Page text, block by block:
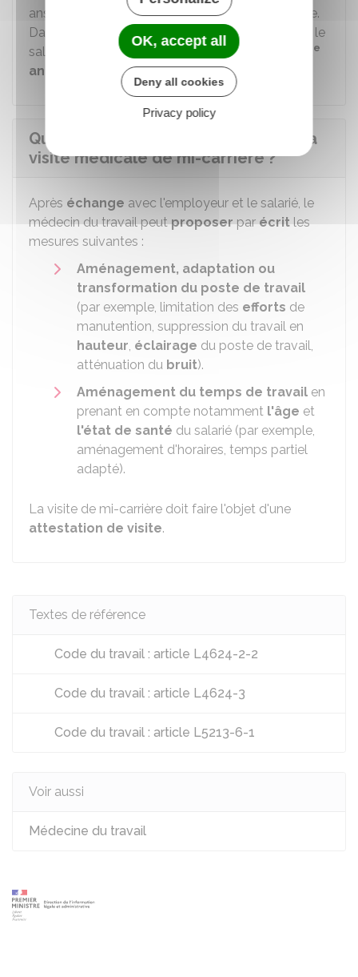
ans en même temps qu'une autre visite médicale.
Dans ce cas, le médecin du travail doit examiner le
salarié dans les2 ans avant l'année de son 45 e
anniversaire
Quelles sont les conséquences de la
visite médicale de mi-carrière ?
Après échange avec l'employeur et le salarié, le
médecin du travail peutproposerparécritles
mesures suivantes :
Aménagement, adaptation ou
transformation du poste de travail
(par exemple, limitation des efforts de
manutention, suppression du travail en
hauteur, éclairage du poste de travail,
atténuation du bruit).
Aménagement du temps de travail en
prenant en compte notamment l'âge et
l'état de santé du salarié (par exemple,
aménagement d'horaires, temps partiel
adapté).
La visite de mi-carrière doit faire l'objet d'une
attestation de visite.
Textes de référence
Code du travail : article L4624-2-2
Code du travail : article L4624-3
Code du travail : article L5213-6-1
Voir aussi
Médecine du travail
OK, accept all
Deny all cookies
Privacy policy